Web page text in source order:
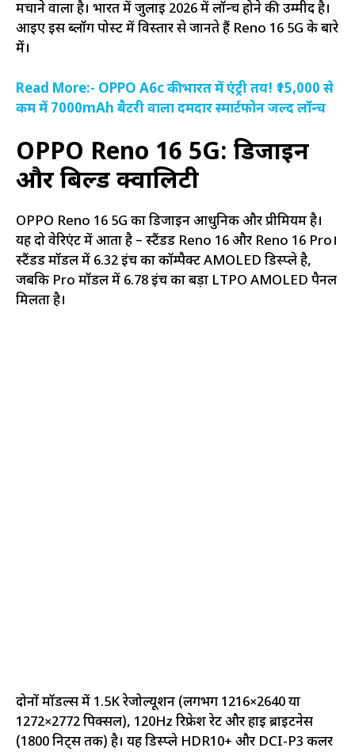
मचाने वाला है। भारत में जुलाई 2026 में लॉन्च होने की उम्मीद है।
आइए इस ब्लॉग पोस्ट में विस्तार से जानते हैं Reno 16 5G के बारे
में।
Read More:- OPPO A6c की भारत में एंट्री तय! ₹15,000 से
कम में 7000mAh बैटरी वाला दमदार स्मार्टफोन जल्द लॉन्च
OPPO Reno 16 5G: डिजाइन
और बिल्ड क्वालिटी
OPPO Reno 16 5G का डिजाइन आधुनिक और प्रीमियम है।
यह दो वेरिएंट में आता है – स्टैंडर्ड Reno 16 और Reno 16 Pro।
स्टैंडर्ड मॉडल में 6.32 इंच का कॉम्पैक्ट AMOLED डिस्प्ले है,
जबकि Pro मॉडल में 6.78 इंच का बड़ा LTPO AMOLED पैनल
मिलता है।
दोनों मॉडल्स में 1.5K रेजोल्यूशन (लगभग 1216×2640 या
1272×2772 पिक्सल), 120Hz रिफ्रेश रेट और हाई ब्राइटनेस
(1800 निट्स तक) है। यह डिस्प्ले HDR10+ और DCI-P3 कलर